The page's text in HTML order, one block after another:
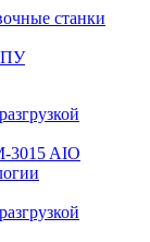
станки
3015 AIO